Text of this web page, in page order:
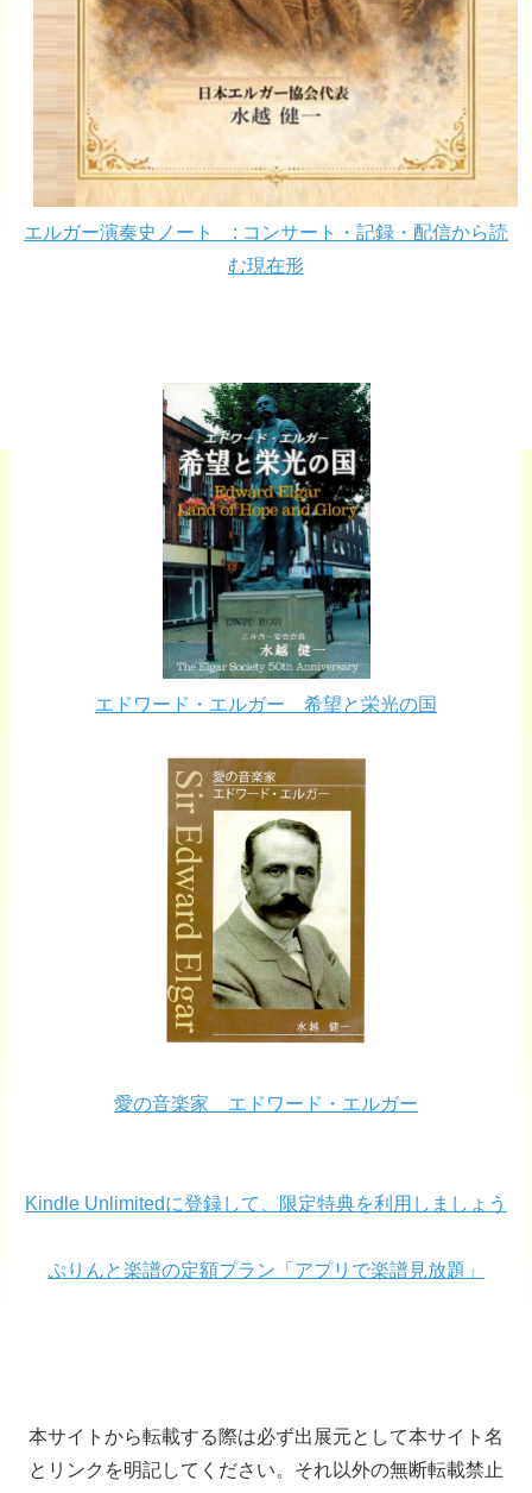
エルガー演奏史ノート : コンサート・記録・配信から読
む現在形
エドワード・エルガー 希望と栄光の国
愛の音楽家 エドワード・エルガー
Kindle Unlimitedに登録して、限定特典を利用しましょう
ぷりんと楽譜の定額プラン「アプリで楽譜見放題」
本サイトから転載する際は必ず出展元として本サイト名
とリンクを明記してください。それ以外の無断転載禁止